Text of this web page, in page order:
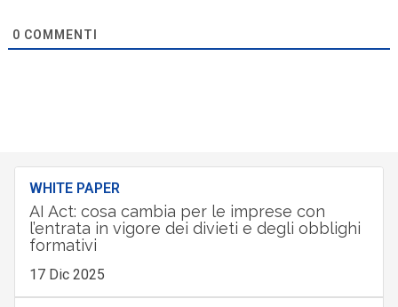
0 COMMENTI
WHITE PAPER
AI Act: cosa cambia per le imprese con
l’entrata in vigore dei divieti e degli obblighi
formativi
17 Dic 2025